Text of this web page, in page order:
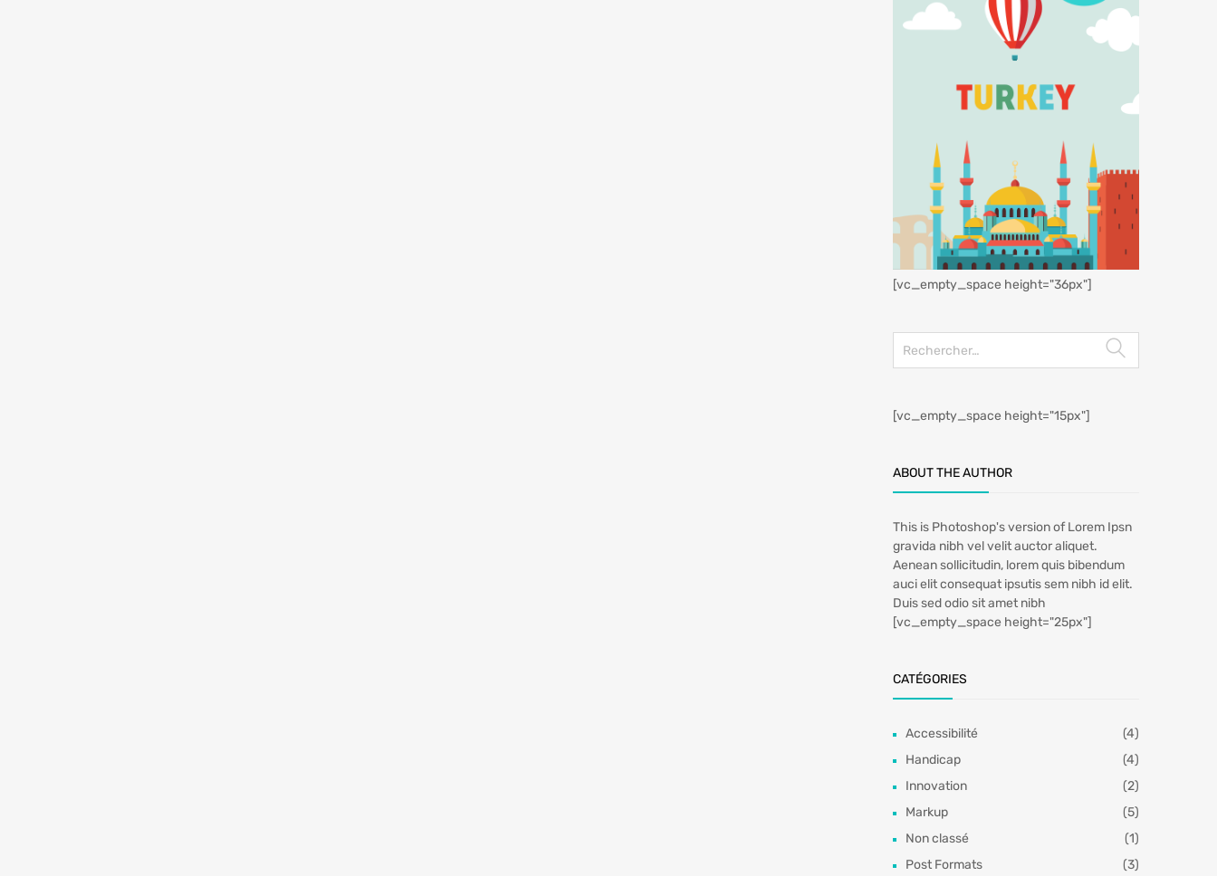
[vc_empty_space height="36px"]
[vc_empty_space height="15px"]
ABOUT THE AUTHOR
This is Photoshop's version of Lorem Ipsn
gravida nibh vel velit auctor aliquet.
Aenean sollicitudin, lorem quis bibendum
auci elit consequat ipsutis sem nibh id elit.
Duis sed odio sit amet nibh
[vc_empty_space height="25px"]
CATÉGORIES
Accessibilité
(4)
Handicap
(4)
Innovation
(2)
Markup
(5)
Non classé
(1)
Post Formats
(3)